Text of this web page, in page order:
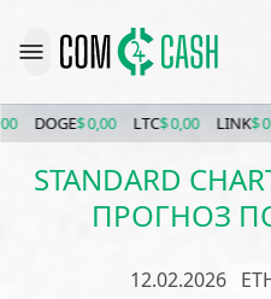
DOGE$ 0,00 LTC $ 0,00 LINK$ 0,00
STANDARD
ПРОГНОЗ
12.02.2026